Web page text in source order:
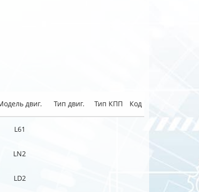
двиг. Тип двиг. Тип КПП Код
L61
LN2
LD2